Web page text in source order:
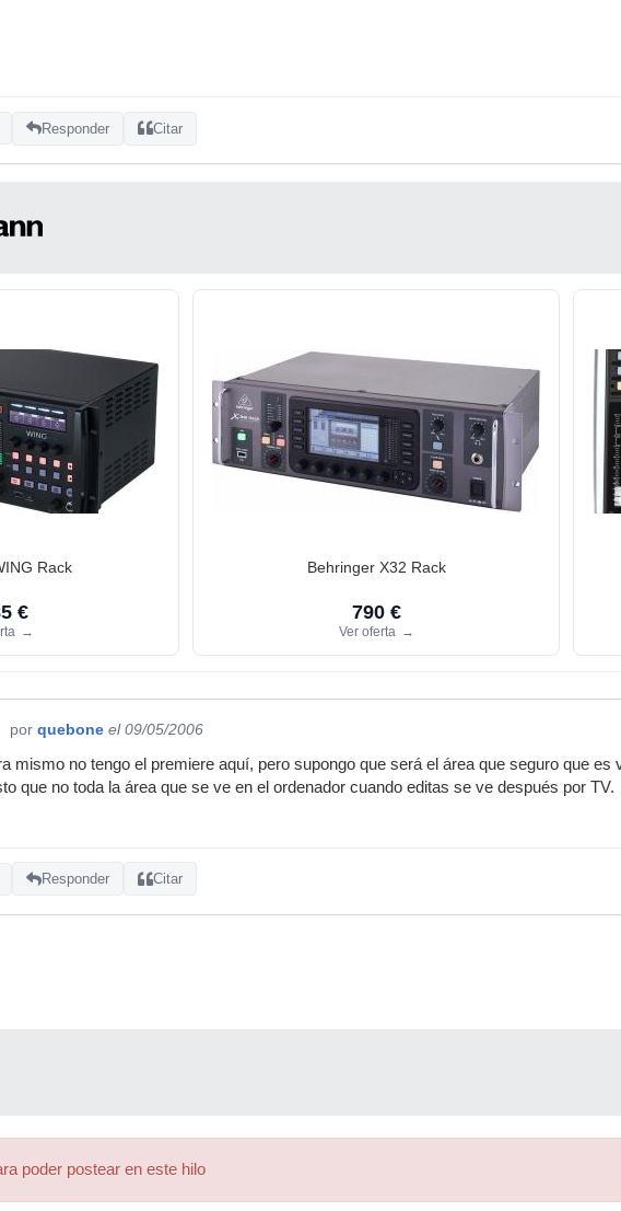
Responder Citar
Rack
€
→
Behringer X32 Rack
790 €
Ver oferta →
por quebone el 09/05/2006
mismo no tengo el premiere aquí, pero supongo que será el área que seguro que
que no toda la área que se ve en el ordenador cuando editas se ve después por TV.
Responder Citar
poder postear en este hilo